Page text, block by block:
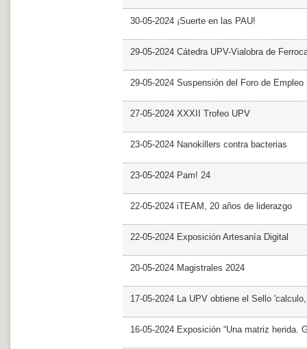
30-05-2024 ¡Suerte en las PAU!
29-05-2024 Cátedra UPV-Vialobra de
29-05-2024 Suspensión del Foro de Empleo
27-05-2024 XXXII Trofeo UPV
23-05-2024 Nanokillers contra bacterias
23-05-2024 Pam! 24
22-05-2024 iTEAM, 20 años de liderazgo
22-05-2024 Exposición Artesanía Digital
20-05-2024 Magistrales 2024
17-05-2024 La UPV obtiene el Sello
16-05-2024 Exposición “Una matriz herida.